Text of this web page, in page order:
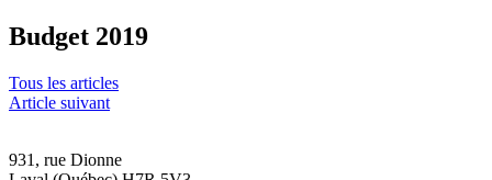
Budget 2019
Tous les articles
Article suivant
931, rue Dionne